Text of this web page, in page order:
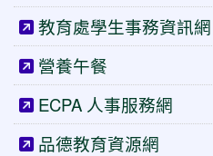
教育處學生事務資訊網
營養午餐
ECPA 人事服務網
品德教育資源網